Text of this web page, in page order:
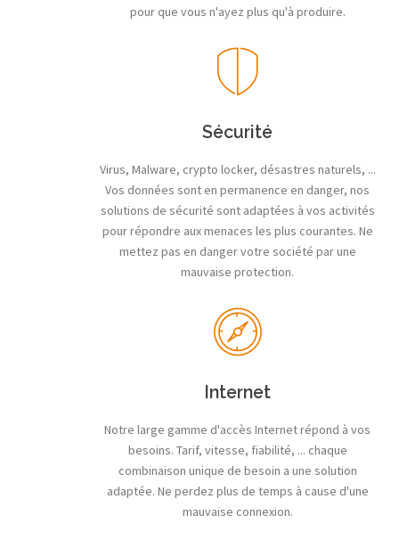
pour que vous n'ayez plus qu'à produire.
Sécurité
Virus, Malware, crypto locker, désastres naturels, ...
Vos données sont en permanence en danger, nos
solutions de sécurité sont adaptées à vos activités
pour répondre aux menaces les plus courantes. Ne
mettez pas en danger votre société par une
mauvaise protection.
Internet
Notre large gamme d'accès Internet répond à vos
besoins. Tarif, vitesse, fiabilité, ... chaque
combinaison unique de besoin a une solution
adaptée. Ne perdez plus de temps à cause d'une
mauvaise connexion.